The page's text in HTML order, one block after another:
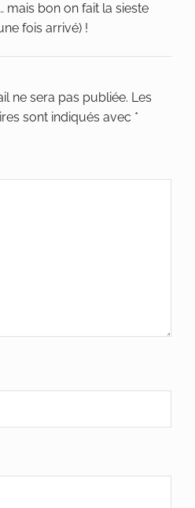
mais bon on fait la sieste
fois arrivé) !
ne sera pas publiée. Les
sont indiqués avec *